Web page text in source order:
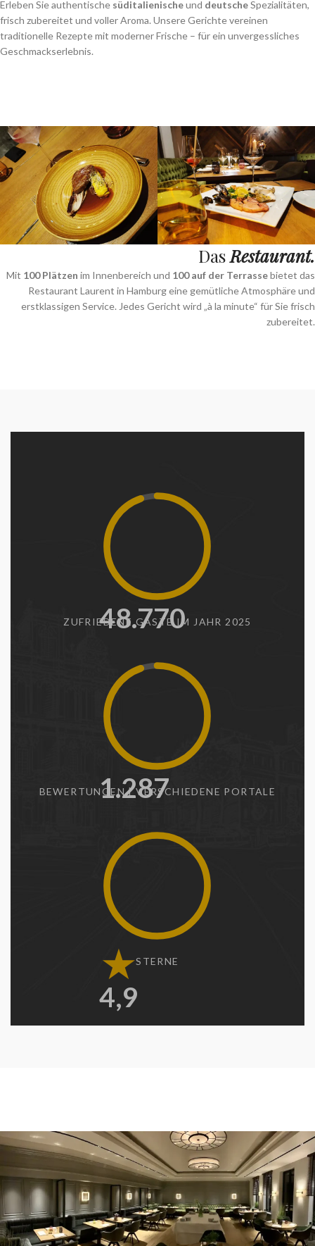
Erleben Sie authentische süditalienischeund deutscheSpezialitäten,
frisch zubereitet und voller Aroma. Unsere Gerichte vereinen
traditionelle Rezepte mit moderner Frische – für ein unvergessliches
Geschmackserlebnis.
DasRestaurant.
Mit 100 Plätzen im Innenbereich und 100 auf der Terrassebietet das
Restaurant Laurent in Hamburg eine gemütliche Atmosphäre und
erstklassigen Service. Jedes Gericht wird „à la minute“ für Sie frisch
zubereitet.
48.780
ZUFRIEDENE GÄSTE IM JAHR 2025
1.361
BEWERTUNGEN | VERSCHIEDENE PORTALE
★
4,9
STERNE